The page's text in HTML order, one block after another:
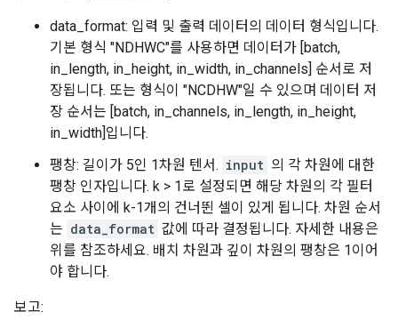
data_format: 입력 및 출력 데이터의 데이터 형식입니다.
기본 형식 "NDHWC"를 사용하면 데이터가 [batch,
in_length, in_height, in_width, in_channels] 순서로 저
장됩니다. 또는 형식이 "NCDHW"일 수 있으며 데이터 저
장 순서는 [batch, in_channels, in_length, in_height,
in_width]입니다.
팽창: 길이가 5인 1차원 텐서. input 의 각 차원에 대한
팽창 인자입니다. k > 1로 설정되면 해당 차원의 각 필터
요소 사이에 k-1개의 건너뛴 셀이 있게 됩니다. 차원 순서
는 data_format 값에 따라 결정됩니다. 자세한 내용은
위를 참조하세요. 배치 차원과 깊이 차원의 팽창은 1이어
야 합니다.
보고: